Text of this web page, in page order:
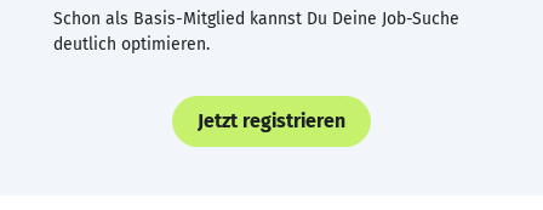
Schon als Basis-Mitglied kannst Du Deine Job-Suche
deutlich optimieren.
Jetzt registrieren